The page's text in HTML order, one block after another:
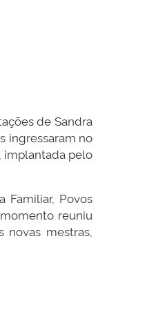
de Sandra
ingressaram no
implantada pelo
Familiar, Povos
reuniu
mestras,